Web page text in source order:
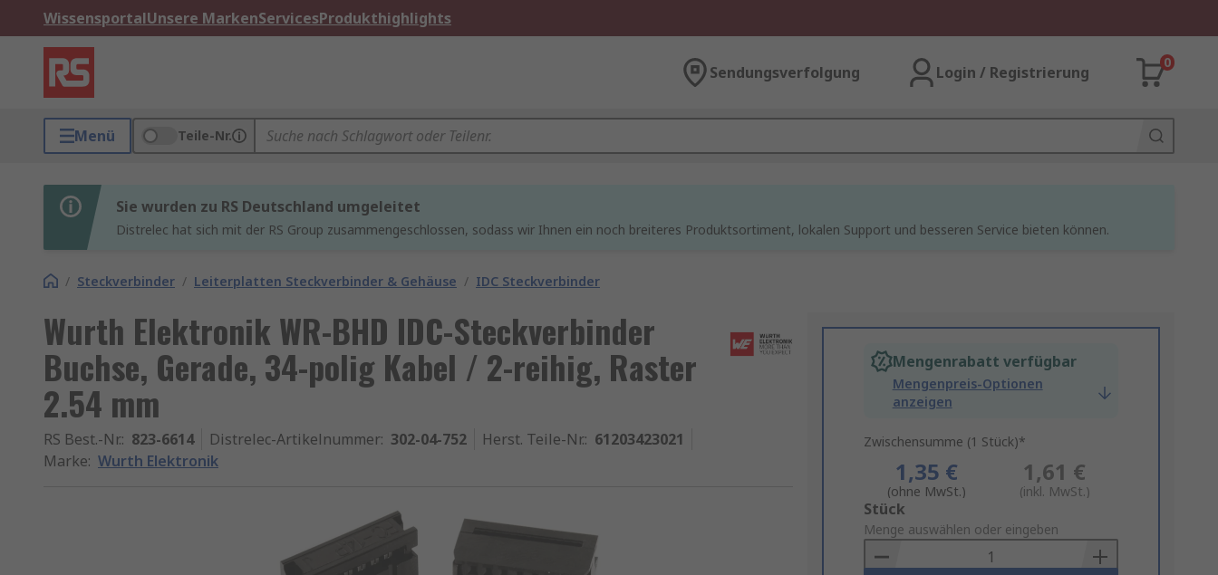
WissensportalUnsere MarkenServicesProdukthighlights
Sendungsverfolgung Login / Registrierung
0
Menü Teile-Nr.
Sie wurden zu RS Deutschland umgeleitet
Distrelec hat sich mit der RS Group zusammengeschlossen, sodass wir Ihnen ein noch breiteres Produktsortiment, lokalen Support und besseren Service bieten können.
/ Steckverbinder / Leiterplatten Steckverbinder & Gehäuse / IDC Steckverbinder
Wurth Elektronik WR-BHD IDC-Steckverbinder
Buchse, Gerade, 34-polig Kabel / 2-reihig, Raster
2.54 mm
RS Best.-Nr.: 823-6614 Distrelec-Artikelnummer: 302-04-752 Herst. Teile-Nr.: 61203423021
Marke: Wurth Elektronik
Mengenrabatt verfügbar
Mengenpreis-Optionen
anzeigen
Zwischensumme (1 Stück)*
1,35 €
(ohne MwSt.)
1,61 €
(inkl. MwSt.)
Add
to
Basket
Stück
Menge auswählen oder eingeben